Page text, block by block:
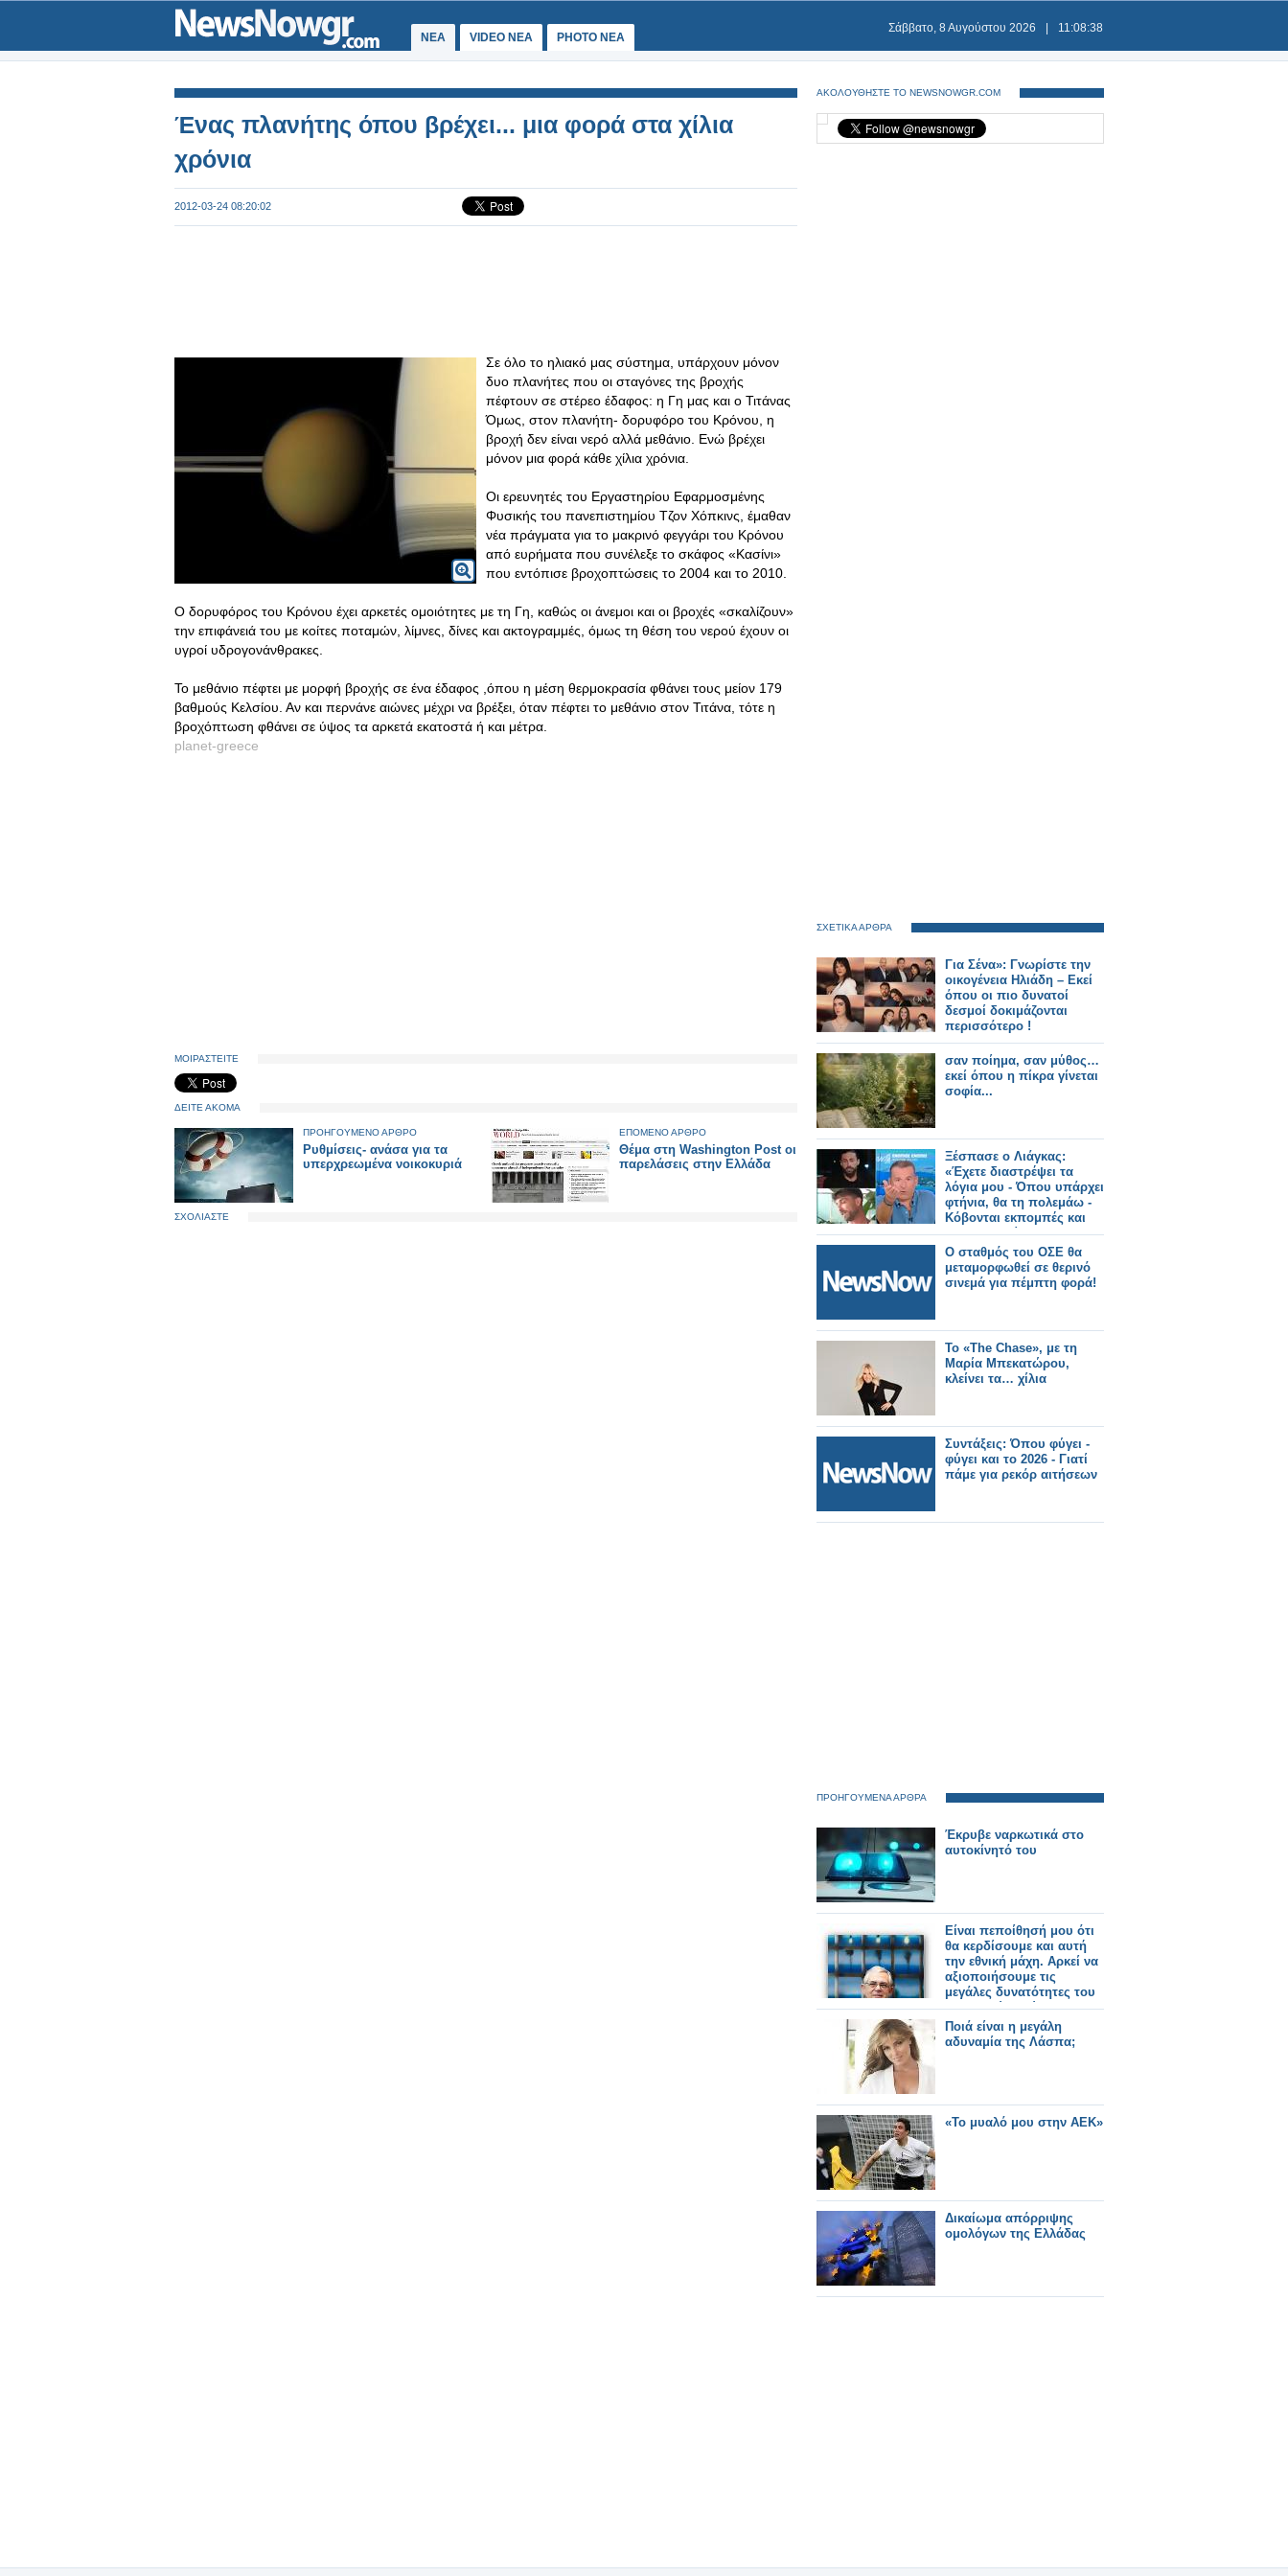
ΝΕΑ VIDEO NEA PHOTO NEA
Σάββατο, 8 Αυγούστου 2026 11:08:39
Ένας πλανήτης όπου βρέχει... μια φορά στα χίλια
χρόνια
2012-03-24 08:20:02
Σε όλο το ηλιακό μας σύστημα, υπάρχουν μόνον
δυο πλανήτες που οι σταγόνες της βροχής
πέφτουν σε στέρεο έδαφος: η Γη μας και ο Τιτάνας
Όμως, στον πλανήτη- δορυφόρο του Κρόνου, η
βροχή δεν είναι νερό αλλά μεθάνιο. Ενώ βρέχει
μόνον μια φορά κάθε χίλια χρόνια.
Οι ερευνητές του Εργαστηρίου Εφαρμοσμένης
Φυσικής του πανεπιστημίου Τζον Χόπκινς, έμαθαν
νέα πράγματα για το μακρινό φεγγάρι του Κρόνου
από ευρήματα που συνέλεξε το σκάφος «Κασίνι»
που εντόπισε βροχοπτώσεις το 2004 και το 2010.
Ο δορυφόρος του Κρόνου έχει αρκετές ομοιότητες με τη Γη, καθώς οι άνεμοι και οι βροχές «σκαλίζουν»
την επιφάνειά του με κοίτες ποταμών, λίμνες, δίνες και ακτογραμμές, όμως τη θέση του νερού έχουν οι
υγροί υδρογονάνθρακες.
Το μεθάνιο πέφτει με μορφή βροχής σε ένα έδαφος ,όπου η μέση θερμοκρασία φθάνει τους μείον 179
βαθμούς Κελσίου. Αν και περνάνε αιώνες μέχρι να βρέξει, όταν πέφτει το μεθάνιο στον Τιτάνα, τότε η
βροχόπτωση φθάνει σε ύψος τα αρκετά εκατοστά ή και μέτρα.
planet-greece
ΜΟΙΡΑΣΤΕΙΤΕ
ΔΕΙΤΕ ΑΚΟΜΑ
ΠΡΟΗΓΟΥΜΕΝΟ ΑΡΘΡΟ
Ρυθμίσεις- ανάσα για τα
υπερχρεωμένα νοικοκυριά
ΕΠΟΜΕΝΟ ΑΡΘΡΟ
Θέμα στη Washington Post οι
παρελάσεις στην Ελλάδα
ΣΧΟΛΙΑΣΤΕ
ΑΚΟΛΟΥΘΗΣΤΕ ΤΟ NEWSNOWGR.COM
ΣΧΕΤΙΚΑ ΑΡΘΡΑ
Για Σένα»: Γνωρίστε την
οικογένεια Ηλιάδη – Εκεί
όπου οι πιο δυνατοί
δεσμοί δοκιμάζονται
περισσότερο !
σαν ποίημα, σαν μύθος…
εκεί όπου η πίκρα γίνεται
σοφία...
Ξέσπασε ο Λιάγκας:
«Έχετε διαστρέψει τα
λόγια μου - Όπου υπάρχει
φτήνια, θα τη πολεμάω -
Κόβονται εκπομπές και
δεν αντικαθίστανται
Ο σταθμός του ΟΣΕ θα
μεταμορφωθεί σε θερινό
σινεμά για πέμπτη φορά!
Το «The Chase», με τη
Μαρία Μπεκατώρου,
κλείνει τα… χίλια
Συντάξεις: Όπου φύγει -
φύγει και το 2026 - Γιατί
πάμε για ρεκόρ αιτήσεων
ΠΡΟΗΓΟΥΜΕΝΑ ΑΡΘΡΑ
Έκρυβε ναρκωτικά στο
αυτοκίνητό του
Είναι πεποίθησή μου ότι
θα κερδίσουμε και αυτή
την εθνική μάχη. Αρκεί να
αξιοποιήσουμε τις
μεγάλες δυνατότητες του
ελληνικού λαού...
Ποιά είναι η μεγάλη
αδυναμία της Λάσπα;
«Το μυαλό μου στην ΑΕΚ»
Δικαίωμα απόρριψης
ομολόγων της Ελλάδας